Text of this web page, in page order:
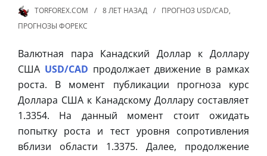
TORFOREX.COM 8 ЛЕТ НАЗАД ПРОГНОЗ USD/CAD,
ПРОГНОЗЫ ФОРЕКС
Валютная пара Канадский Доллар к Доллару
США USD/CAD продолжает движение в рамках
роста. В момент публикации прогноза курс
Доллара США к Канадскому Доллару составляет
1.3354. На данный момент стоит ожидать
попытку роста и тест уровня сопротивления
вблизи области 1.3375. Далее, продолжение